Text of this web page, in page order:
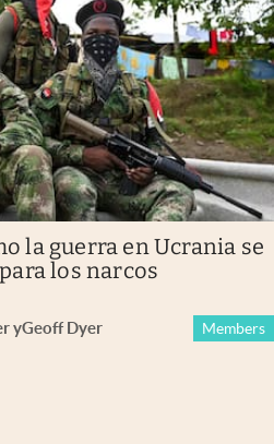
la guerra en Ucrania se
los narcos
yGeoff Dyer Members